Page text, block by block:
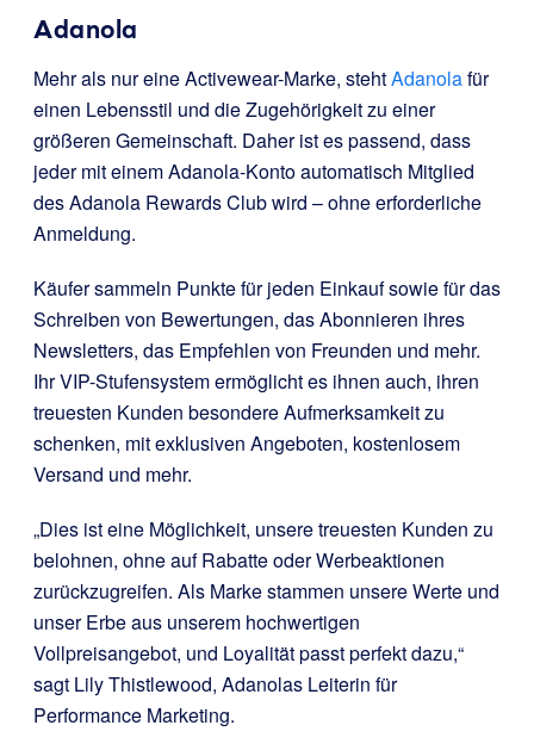
Adanola
Mehr als nur eine Activewear-Marke, stehtAdanolafür
einen Lebensstil und die Zugehörigkeit zu einer
größeren Gemeinschaft. Daher ist es passend, dass
jeder mit einem Adanola-Konto automatisch Mitglied
des Adanola Rewards Club wird – ohne erforderliche
Anmeldung.
Käufer sammeln Punkte für jeden Einkauf sowie für das
Schreiben von Bewertungen, das Abonnieren ihres
Newsletters, das Empfehlen von Freunden und mehr.
Ihr VIP-Stufensystem ermöglicht es ihnen auch, ihren
treuesten Kunden besondere Aufmerksamkeit zu
schenken, mit exklusiven Angeboten, kostenlosem
Versand und mehr.
„Dies ist eine Möglichkeit, unsere treuesten Kunden zu
belohnen, ohne auf Rabatte oder Werbeaktionen
zurückzugreifen. Als Marke stammen unsere Werte und
unser Erbe aus unserem hochwertigen
Vollpreisangebot, und Loyalität passt perfekt dazu,“
sagt Lily Thistlewood, Adanolas Leiterin für
Performance Marketing.